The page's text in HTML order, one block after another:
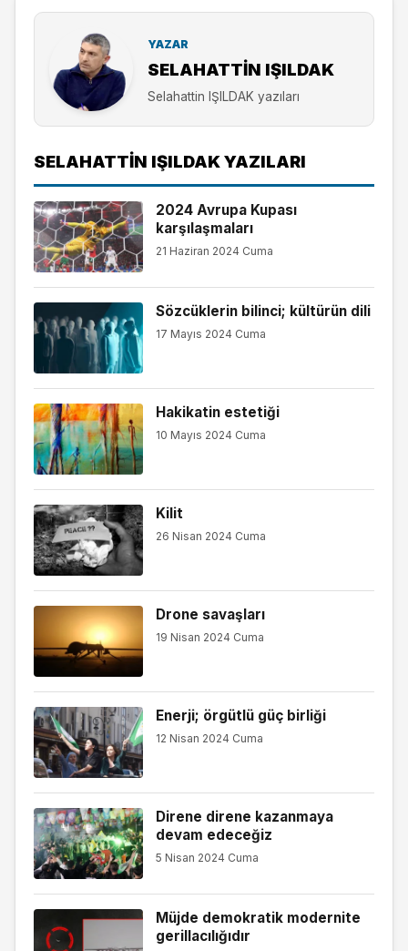
YAZAR
SELAHATTIN IŞILDAK
Selahattin IŞILDAK yazıları
SELAHATTIN IŞILDAK YAZILARI
2024 Avrupa Kupası
karşılaşmaları
21 Haziran 2024 Cuma
Sözcüklerin bilinci; kültürün dili
17 Mayıs 2024 Cuma
Hakikatin estetiği
10 Mayıs 2024 Cuma
Kilit
26 Nisan 2024 Cuma
Drone savaşları
19 Nisan 2024 Cuma
Enerji; örgütlü güç birliği
12 Nisan 2024 Cuma
Direne direne kazanmaya
devam edeceğiz
5 Nisan 2024 Cuma
Müjde demokratik modernite
gerillacılığıdır